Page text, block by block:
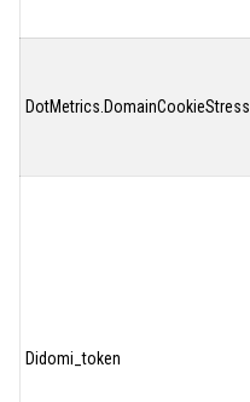
DotMetrics.DomainCookieStress
Didomi_token